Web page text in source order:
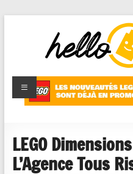
HelloBricks
Blog LEGO,
nouveaut�s
reviews
LEGO
L’Agence Tous